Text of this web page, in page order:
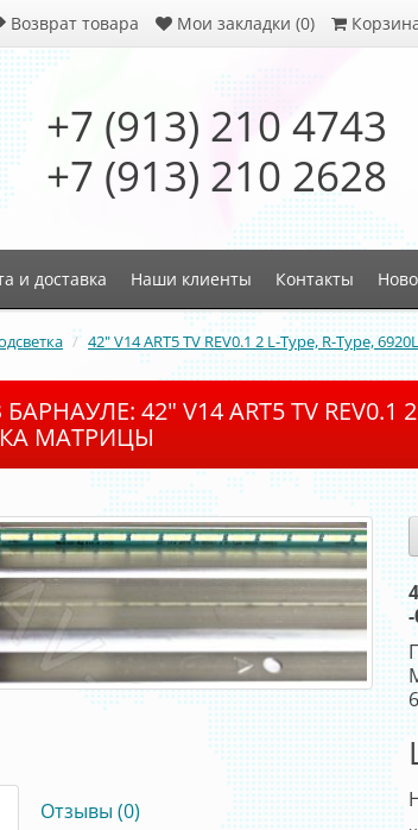
Возврат товара Мои закладки (0)
+7 (913) 210 4743
+7 (913) 210 2628
и доставка Наши клиенты Контакты
42" V14 ART5 TV REV0.1 2 L-Type, R-Type,
42" V14 ART5 TV REV0.1 2
МАТРИЦЫ
Отзывы (0)